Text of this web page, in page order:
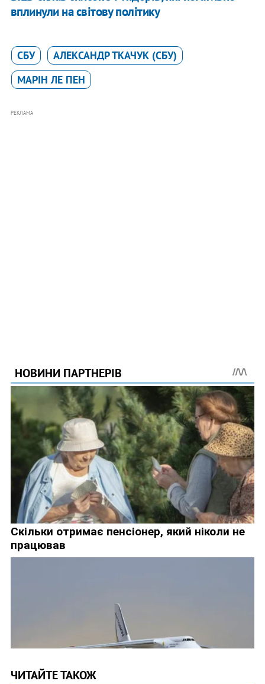
вплинули на світову політику
СБУ
АЛЕКСАНДР ТКАЧУК (СБУ)
МАРІН ЛЕ ПЕН
РЕКЛАМА
ЧИТАЙТЕ ТАКОЖ